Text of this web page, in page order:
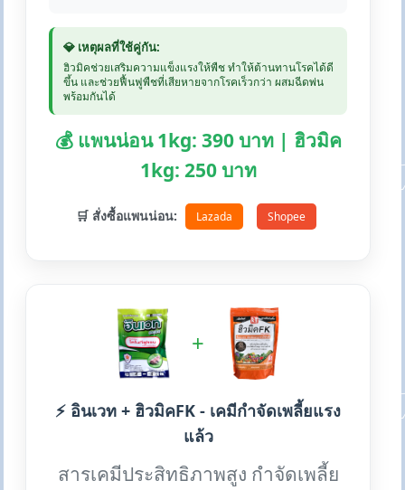
💎 เหตุผลที่ใช้คู่กัน:
ฮิวมิคช่วยเสริมความแข็งแรงให้พืช ทำให้ต้านทานโรคได้ดี
ขึ้น และช่วยฟื้นฟูพืชที่เสียหายจากโรคเร็วกว่า ผสมฉีดพ่น
พร้อมกันได้
💰 แพนน่อน 1kg: 390 บาท | ฮิวมิค
1kg: 250 บาท
🛒 สั่งซื้อแพนน่อน: Lazada Shopee
+
⚡ อินเวท + ฮิวมิคFK - เคมีกำจัดเพลี้ยแรง
แล้ว
สารเคมีประสิทธิภาพสูง กำจัดเพลี้ย